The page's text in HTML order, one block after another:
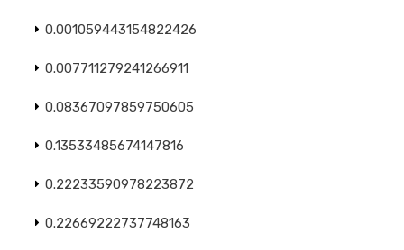
0.001059443154822426
0.007711279241266911
0.08367097859750605
0.13533485674147816
0.22233590978223872
0.22669222737748163